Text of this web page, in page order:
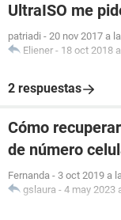
UltraISO me
patriadi - 20 nov 2017 a
Eliener - 18 oct 2018
2 respuestas
Cómo
de número
Fernanda - 3 oct 2019 a
gslaura - 4 may 2023